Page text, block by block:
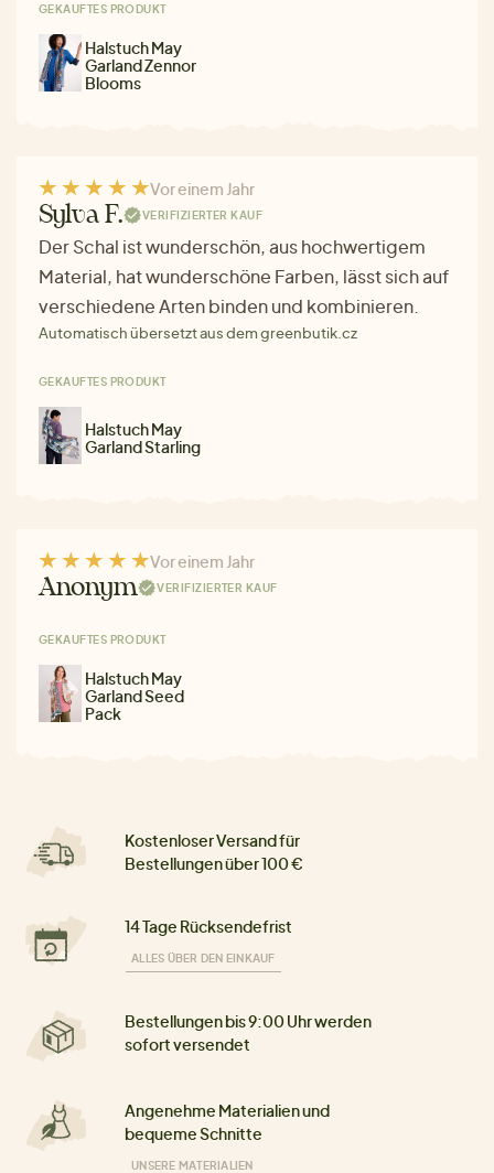
GEKAUFTES PRODUKT
Halstuch May
Garland Zennor
Blooms
Vor einem Jahr
Sylva F. VERIFIZIERTER KAUF
Der Schal ist wunderschön, aus hochwertigem
Material, hat wunderschöne Farben, lässt sich auf
verschiedene Arten binden und kombinieren.
Automatisch übersetzt aus dem greenbutik.cz
GEKAUFTES PRODUKT
Halstuch May
Garland Starling
Vor einem Jahr
Anonym VERIFIZIERTER KAUF
GEKAUFTES PRODUKT
Halstuch May
Garland Seed
Pack
Kostenloser Versand für
Bestellungen über 100 €
14 Tage Rücksendefrist
ALLES ÜBER DEN EINKAUF
Bestellungen bis 9:00 Uhr werden
sofort versendet
Angenehme Materialien und
bequeme Schnitte
UNSERE MATERIALIEN